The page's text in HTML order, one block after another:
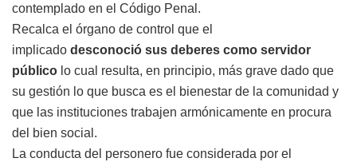
contemplado en el Código Penal.
Recalca el órgano de control que el
implicado desconoció sus deberes como servidor
público lo cual resulta, en principio, más grave dado que
su gestión lo que busca es el bienestar de la comunidad y
que las instituciones trabajen armónicamente en procura
del bien social.
La conducta del personero fue considerada por el